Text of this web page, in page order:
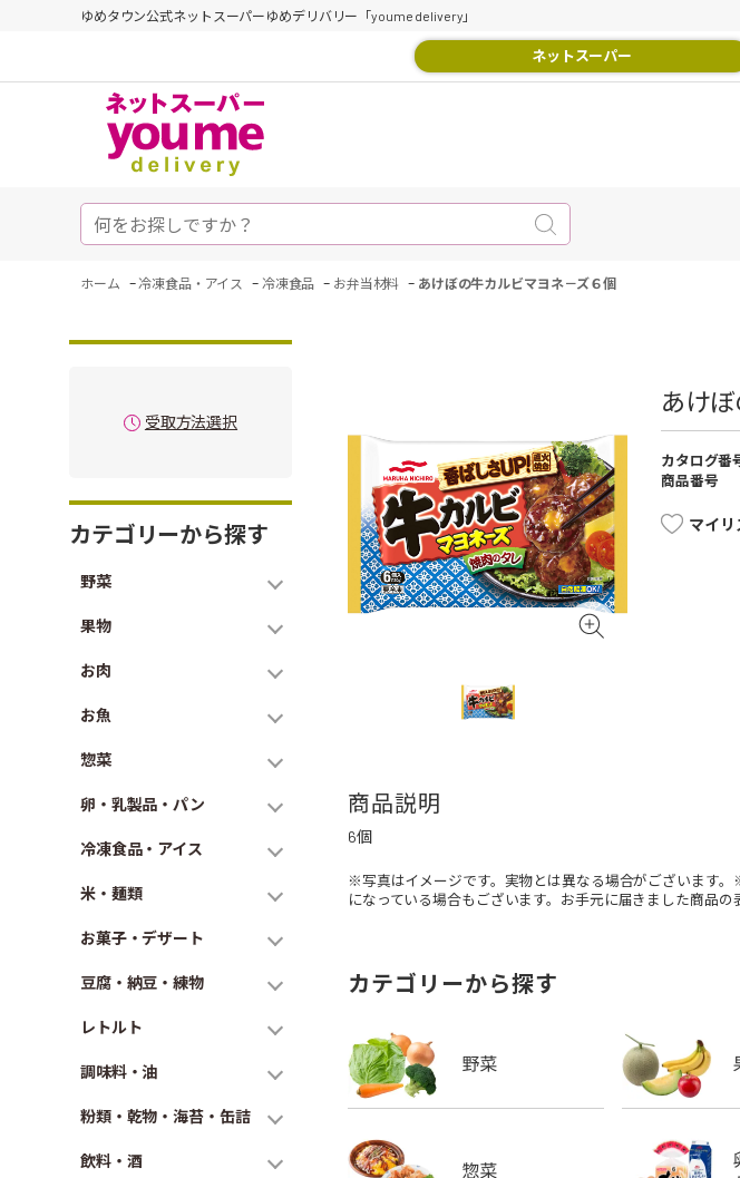
ゆめタウン公式ネットスーパーゆめデリバリー「youme delivery」
ネットスーパー
ホーム - 冷凍食品・アイス - 冷凍食品 - お弁当材料 - あけぼの牛カルビマヨネ－ズ６個
受取方法選択
カテゴリーから探す
野菜
果物
お肉
お魚
惣菜
卵・乳製品・パン
冷凍食品・アイス
米・麺類
お菓子・デザート
豆腐・納豆・練物
レトルト
調味料・油
粉類・乾物・海苔・缶詰
飲料・酒
あけ
カタログ番
商品番号
マイリ
商品説明
6個
※写真はイメージです。実物とは異なる場合がございます
になっている場合もございます。お手元に届きました商品の
カテゴリーから探す